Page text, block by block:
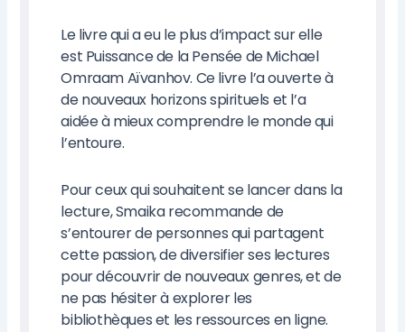
Le livre qui a eu le plus d’impact sur elle
est Puissance de la Pensée de Michael
Omraam Aïvanhov. Ce livre l’a ouverte à
de nouveaux horizons spirituels et l’a
aidée à mieux comprendre le monde qui
l’entoure.
Pour ceux qui souhaitent se lancer dans la
lecture, Smaika recommande de
s’entourer de personnes qui partagent
cette passion, de diversifier ses lectures
pour découvrir de nouveaux genres, et de
ne pas hésiter à explorer les
bibliothèques et les ressources en ligne.